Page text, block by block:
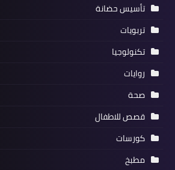
تأسيس حضانة
تربويات
تكنولوجيا
روايات
صحة
قصص للاطفال
كورسات
مطبخ